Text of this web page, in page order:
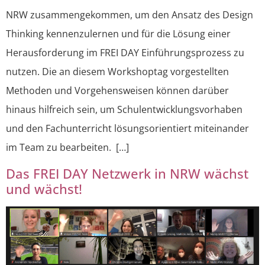
NRW zusammengekommen, um den Ansatz des Design
Thinking kennenzulernen und für die Lösung einer
Herausforderung im FREI DAY Einführungsprozess zu
nutzen. Die an diesem Workshoptag vorgestellten
Methoden und Vorgehensweisen können darüber
hinaus hilfreich sein, um Schulentwicklungsvorhaben
und den Fachunterricht lösungsorientiert miteinander
im Team zu bearbeiten. […]
Das FREI DAY Netzwerk in NRW wächst
und wächst!